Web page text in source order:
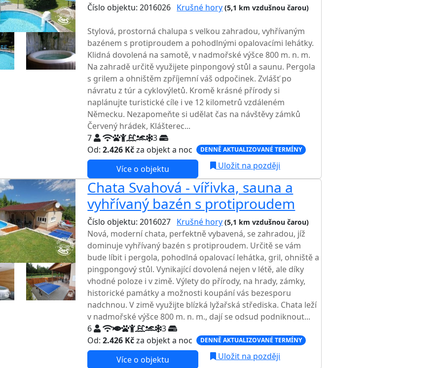
Číslo objektu: 2016026 Krušné hory (5,1 km vzdušnou čarou)
Stylová, prostorná chalupa s velkou zahradou, vyhřívaným
bazénem s protiproudem a pohodlnými opalovacími lehátky.
Klidná dovolená na samotě, v nadmořské výšce 800 m. n. m.
Na zahradě určitě využijete pinpongový stůl a saunu. Pergola
s grilem a ohništěm zpříjemní váš odpočinek. Zvlášť po
návratu z túr a cyklovýletů. Kromě krásné přírody si
naplánujte turistické cíle i ve 12 kilometrů vzdáleném
Německu. Nezapomeňte si udělat čas na návštěvy zámků
Červený hrádek, Klášterec...
7
3
Od:2.426 Kčza objekt a noc DENNĚ AKTUALIZOVANÉ TERMÍNY
Více o objektu Uložit na později
Chata Svahová - vířivka, sauna a
vyhřívaný bazén s protiproudem
Číslo objektu: 2016027 Krušné hory (5,1 km vzdušnou čarou)
Nová, moderní chata, perfektně vybavená, se zahradou, jíž
dominuje vyhřívaný bazén s protiproudem. Určitě se vám
bude líbit i pergola, pohodlná opalovací lehátka, gril, ohniště a
pingpongový stůl. Vynikající dovolená nejen v létě, ale díky
vhodné poloze i v zimě. Výlety do přírody, na hrady, zámky,
historické památky a možnosti koupání vás bezesporu
nadchnou. V zimě využijte blízká lyžařská střediska. Chata leží
v nadmořské výšce 800 m. n. m., dají se odsud podniknout...
6
3
Od:2.426 Kčza objekt a noc DENNĚ AKTUALIZOVANÉ TERMÍNY
Více o objektu Uložit na později